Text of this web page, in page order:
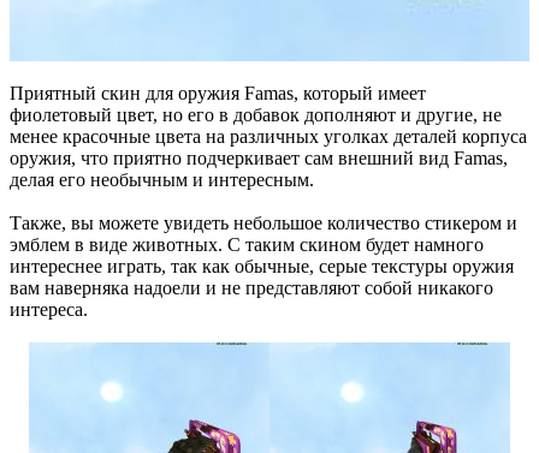
Приятный скин для оружия Famas, который имеет
фиолетовый цвет, но его в добавок дополняют и другие, не
менее красочные цвета на различных уголках деталей корпуса
оружия, что приятно подчеркивает сам внешний вид Famas,
делая его необычным и интересным.
Также, вы можете увидеть небольшое количество стикером и
эмблем в виде животных. С таким скином будет намного
интереснее играть, так как обычные, серые текстуры оружия
вам наверняка надоели и не представляют собой никакого
интереса.